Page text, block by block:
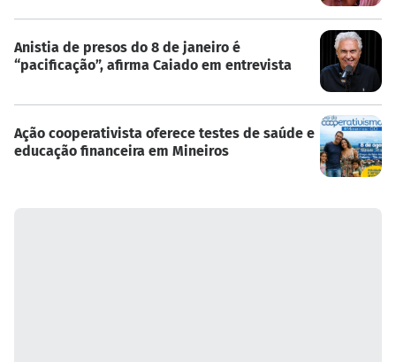
Anistia de presos do 8 de janeiro é
“pacificação”, afirma Caiado em entrevista
Ação cooperativista oferece testes de saúde e
educação financeira em Mineiros